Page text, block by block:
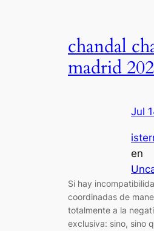
chandal
madrid
Jul
en
Si hay
coordinadas de
totalmente a la
exclusiva: sino, sino